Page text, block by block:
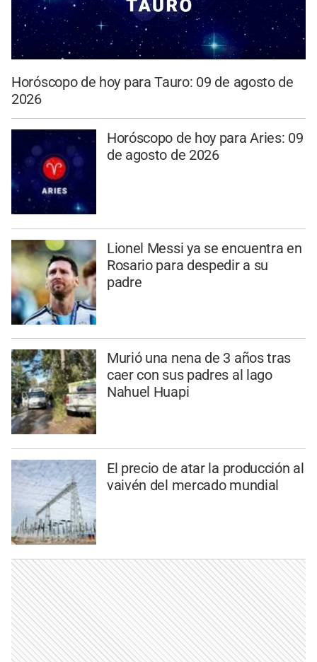
Horóscopo de hoy para Tauro: 09 de agosto de
2026
Horóscopo de hoy para Aries: 09
de agosto de 2026
Lionel Messi ya se encuentra en
Rosario para despedir a su
padre
Murió una nena de 3 años tras
caer con sus padres al lago
Nahuel Huapi
El precio de atar la producción al
vaivén del mercado mundial